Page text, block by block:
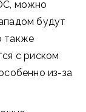
можно
будут
также
с риском
из-за